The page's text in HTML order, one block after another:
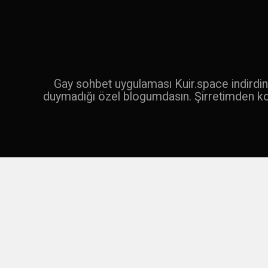
Gay sohbet uygulaması Kuir.space
duymadığı özel blogumdasın. Şirretimden